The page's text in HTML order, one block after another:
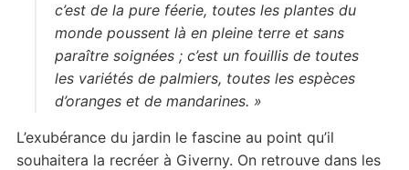
c’est de la pure féerie, toutes les plantes du
monde poussent là en pleine terre et sans
paraître soignées ; c’est un fouillis de toutes
les variétés de palmiers, toutes les espèces
d’oranges et de mandarines. »
L’exubérance du jardin le fascine au point qu’il
souhaitera la recréer à Giverny. On retrouve dans les